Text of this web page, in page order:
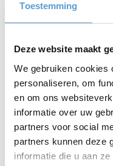
Toestemming
Deze website maakt
We gebruiken cookies
personaliseren, om
en om ons
informatie over uw
partners voor social
partners kunnen deze
informatie die u aan
Familientage, ein
Mal- und Graffiti-
Beleving aan Zee ist rund
Wochenenden ist unser
telefonisch erreichbar.
fragen Sie uns!